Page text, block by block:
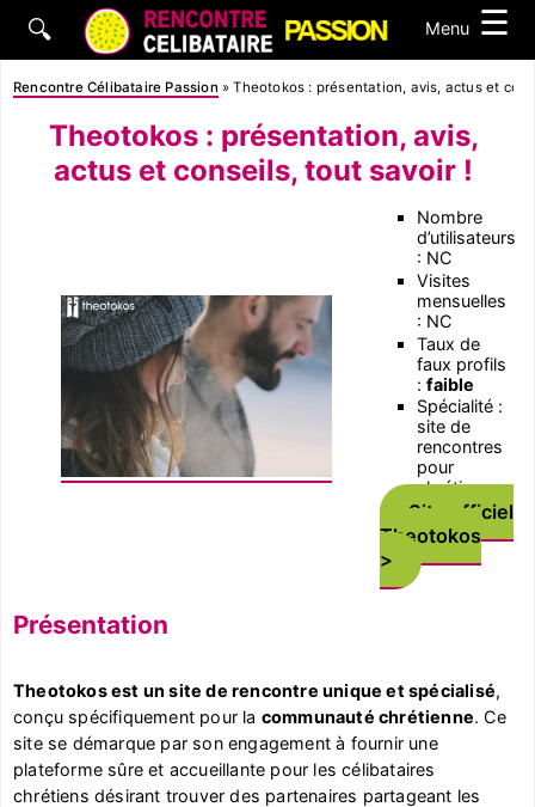
🔍 Menu ☰
Rencontre Célibataire Passion »Theotokos : présentation, avis, actus et
Theotokos : présentation, avis,
actus et conseils, tout savoir !
Nombre
d’utilisateurs
: NC
Visites
mensuelles
: NC
Taux de
faux profils
:faible
Spécialité :
site de
rencontres
pour
chrétiens
Site officiel
Theotokos
Présentation
Theotokos est un site de rencontre unique et spécialisé,
conçu spécifiquement pour la communauté chrétienne. Ce
site se démarque par son engagement à fournir une
plateforme sûre et accueillante pour les célibataires
chrétiens désirant trouver des partenaires partageant les